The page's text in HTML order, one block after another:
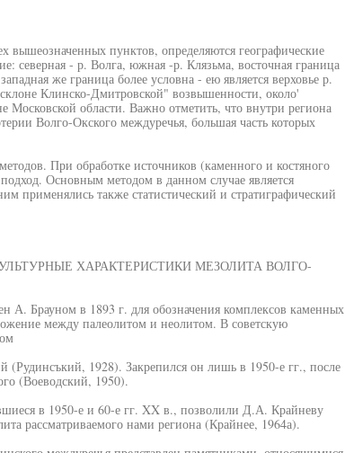
вышеозначенных пунктов, определяются географические
северная - р. Волга, южная -р. Клязьма, восточная граница
же граница более условна - ею является верховье р.
Клинско-Дмитровской" возвышенности, около'
области. Важно отметить, что внутри региона
Волго-Окского междуречья, большая часть которых
При обработке источников (каменного и костяного
Основным методом в данном случае является
применялись также статистический и стратиграфический
ХАРАКТЕРИСТИКИ МЕЗОЛИТА ВОЛГО-
А. Брауном в 1893 г. для обозначения комплексов каменных
между палеолитом и неолитом. В советскую
(Рудинсъкий, 1928). Закрепился он лишь в 1950-е гг., после
(Воеводский, 1950).
в 1950-е и 60-е гг. XX в., позволили Д.А. Крайневу
рассматриваемого нами региона (Крайнее, 1964а).